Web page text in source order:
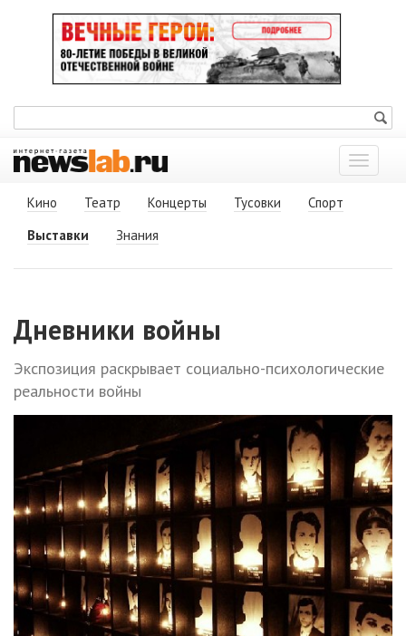
Показать
меню
Кино
Театр Концерты Тусовки
Спорт
Выставки
Знания
Дневники войны
Экспозиция раскрывает социально-психологические
реальности войны